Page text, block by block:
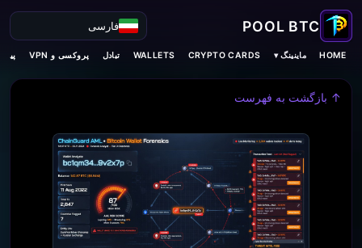
فارسی
HOME ماینینگ ▾ CRYPTO CARDS
WALLETS تبادل پروکسی و VPN
↑ بازگشت به فهرست